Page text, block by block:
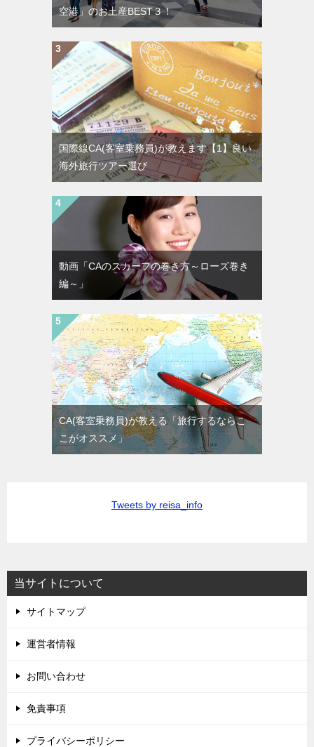
空港」のお土産BEST３！
国際線CA(客室乗務員)が教えます【1】良い
海外旅行ツアー選び
動画「CAのスカーフの巻き方～ローズ巻き
編～」
CA(客室乗務員)が教える「旅行するならこ
こがオススメ」
Tweets by reisa_info
当サイトについて
サイトマップ
運営者情報
お問い合わせ
免責事項
プライバシーポリシー